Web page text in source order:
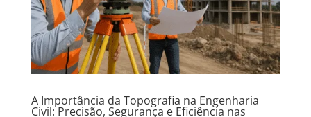
A Importância da Topografia na Engenharia
Civil: Precisão, Segurança e Eficiência nas